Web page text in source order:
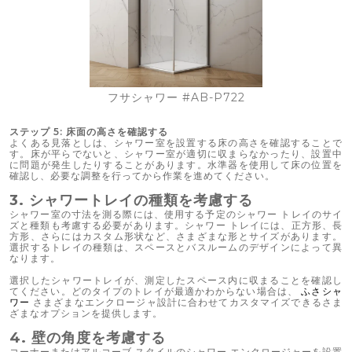
フサシャワー #AB-P722
ステップ 5: 床面の高さを確認する
よくある見落としは、シャワー室を設置する床の高さを確認することで
す。床が平らでないと、シャワー室が適切に収まらなかったり、設置中
に問題が発生したりすることがあります。水準器を使用して床の位置を
確認し、必要な調整を行ってから作業を進めてください。
3. シャワートレイの種類を考慮する
シャワー室の寸法を測る際には、使用する予定のシャワー トレイのサイ
ズと種類も考慮する必要があります。シャワー トレイには、正方形、長
方形、さらにはカスタム形状など、さまざまな形とサイズがあります。
選択するトレイの種類は、スペースとバスルームのデザインによって異
なります。
選択したシャワートレイが、測定したスペース内に収まることを確認し
てください。どのタイプのトレイが最適かわからない場合は、
ふさシャ
ワー さまざまなエンクロージャ設計に合わせてカスタマイズできるさま
ざまなオプションを提供します。
4. 壁の角度を考慮する